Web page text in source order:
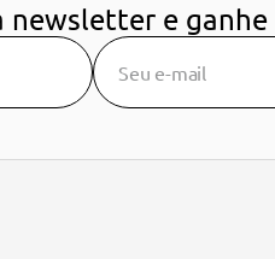
newsletter e ganhe